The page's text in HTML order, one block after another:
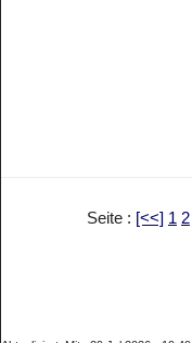
Seite : [<<] 1 2